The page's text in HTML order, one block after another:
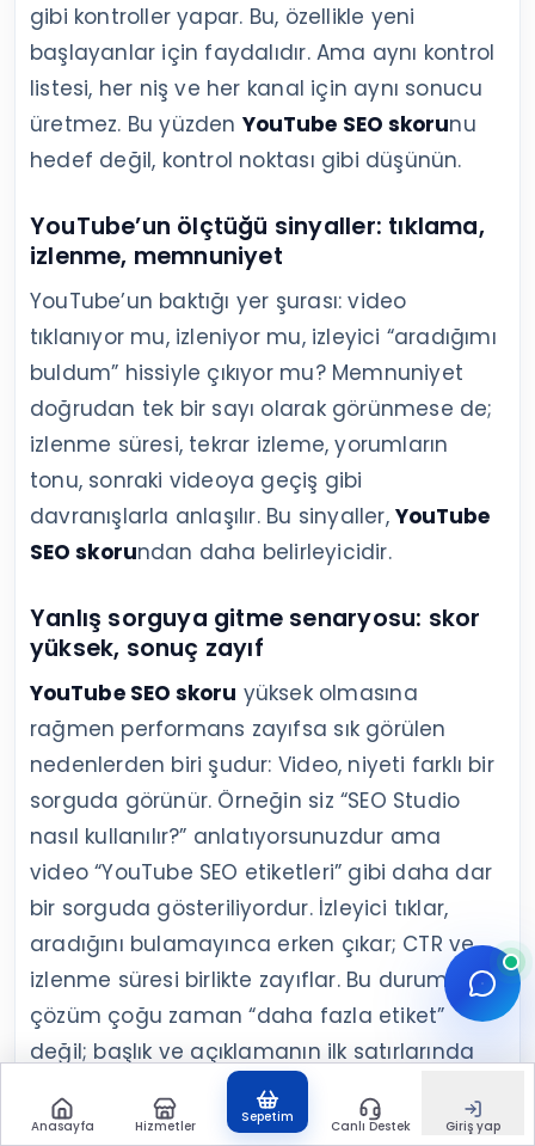
gibi kontroller yapar. Bu, özellikle yeni
başlayanlar için faydalıdır. Ama aynı kontrol
listesi, her niş ve her kanal için aynı sonucu
üretmez. Bu yüzden YouTube SEO skorunu
hedef değil, kontrol noktası gibi düşünün.
YouTube’un ölçtüğü sinyaller: tıklama,
izlenme, memnuniyet
YouTube’un baktığı yer şurası: video
tıklanıyor mu, izleniyor mu, izleyici “aradığımı
buldum” hissiyle çıkıyor mu? Memnuniyet
doğrudan tek bir sayı olarak görünmese de;
izlenme süresi, tekrar izleme, yorumların
tonu, sonraki videoya geçiş gibi
davranışlarla anlaşılır. Bu sinyaller, YouTube
SEO skorundan daha belirleyicidir.
Yanlış sorguya gitme senaryosu: skor
yüksek, sonuç zayıf
YouTube SEO skoru yüksek olmasına
rağmen performans zayıfsa sık görülen
nedenlerden biri şudur: Video, niyeti farklı bir
sorguda görünür. Örneğin siz “SEO Studio
nasıl kullanılır?” anlatıyorsunuzdur ama
video “YouTube SEO etiketleri” gibi daha dar
bir sorguda gösteriliyordur. İzleyici tıklar,
aradığını bulamayınca erken çıkar; CTR ve
izlenme süresi birlikte zayıflar. Bu durumda
çözüm çoğu zaman “daha fazla etiket”
değil; başlık ve açıklamanın ilk satırlarında
vaadi netleştirip eşleşmeyi düzeltmektir.
Anasayfa Hizmetler
Sepetim
Canlı Destek Giriş yap